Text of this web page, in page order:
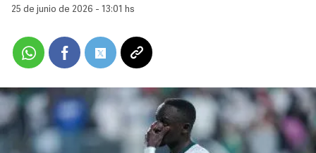
25 de junio de 2026 - 13:01 hs